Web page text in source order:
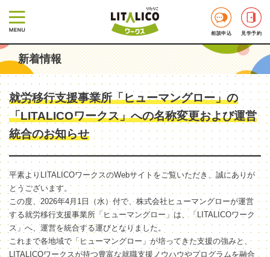
相談申込 見学予約
新着情報
就労移行支援事業所「ヒューマングロー」の
「LITALICOワークス」への名称変更および運営
統合のお知らせ
平素よりLITALICOワークスのWebサイトをご覧いただき、誠にありが
とうございます。
この度、2026年4月1日（水）付で、株式会社ヒューマングローが運営
する就労移行支援事業所「ヒューマングロー」は、「LITALICOワーク
ス」へ、運営を統合する運びとなりました。
これまで各地域で「ヒューマングロー」が培ってきた支援の強みと、
LITALICOワークスが持つ豊富な就職支援ノウハウやプログラムを融合